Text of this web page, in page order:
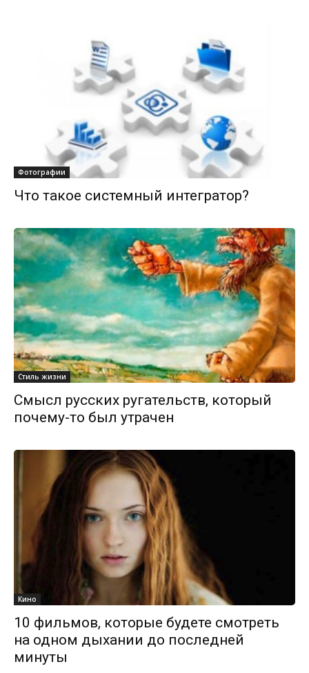
Фотографии
Что такое системный интегратор?
Стиль жизни
Смысл русских ругательств, который
почему-то был утрачен
Кино
10 фильмов, которые будете смотреть
на одном дыхании до последней
минуты